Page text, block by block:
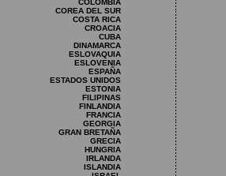
COLOMBIA
COREA DEL SUR
COSTA RICA
CROACIA
CUBA
DINAMARCA
ESLOVAQUIA
ESLOVENIA
ESPAÑA
ESTADOS UNIDOS
ESTONIA
FILIPINAS
FINLANDIA
FRANCIA
GEORGIA
GRAN BRETAÑA
GRECIA
HUNGRIA
IRLANDA
ISLANDIA